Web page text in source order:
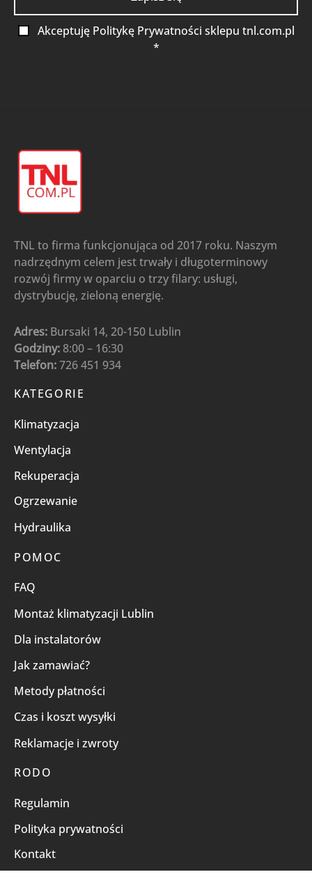
Akceptuję Politykę Prywatności sklepu tnl.com.pl
*
TNL to firma funkcjonująca od 2017 roku. Naszym
nadrzędnym celem jest trwały i długoterminowy
rozwój firmy w oparciu o trzy filary: usługi,
dystrybucję, zieloną energię.
Adres: Bursaki 14, 20-150 Lublin
Godziny: 8:00 – 16:30
Telefon:726 451 934
KATEGORIE
Klimatyzacja
Wentylacja
Rekuperacja
Ogrzewanie
Hydraulika
POMOC
FAQ
Montaż klimatyzacji Lublin
Dla instalatorów
Jak zamawiać?
Metody płatności
Czas i koszt wysyłki
Reklamacje i zwroty
RODO
Regulamin
Polityka prywatności
Kontakt